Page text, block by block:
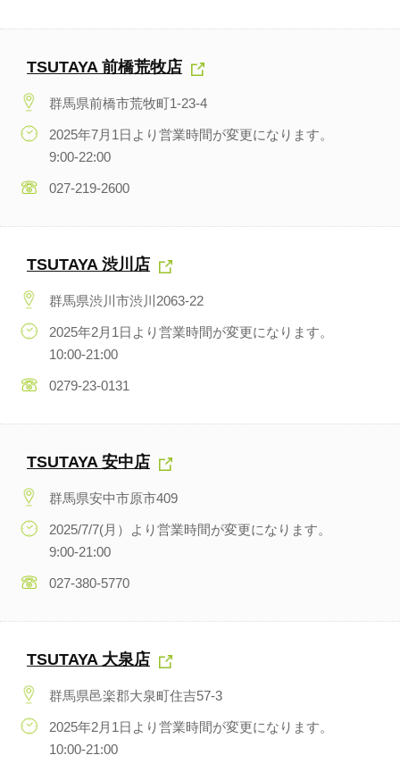
TSUTAYA 前橋荒牧店
群馬県前橋市荒牧町1-23-4
2025年7月1日より営業時間が変更になります。
9:00-22:00
027-219-2600
TSUTAYA 渋川店
群馬県渋川市渋川2063-22
2025年2月1日より営業時間が変更になります。
10:00-21:00
0279-23-0131
TSUTAYA 安中店
群馬県安中市原市409
2025/7/7(月）より営業時間が変更になります。
9:00-21:00
027-380-5770
TSUTAYA 大泉店
群馬県邑楽郡大泉町住吉57-3
2025年2月1日より営業時間が変更になります。
10:00-21:00